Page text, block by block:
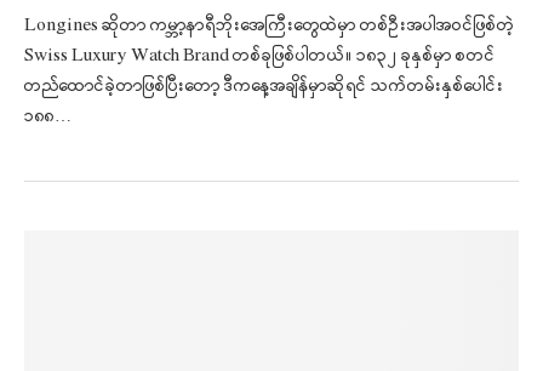
Longines ဆိုတာ ကမ္ဘာ့နာရီဘိုးအေကြီးတွေထဲမှာ တစ်ဦးအပါအဝင်ဖြစ်တဲ့
Swiss Luxury Watch Brand တစ်ခုဖြစ်ပါတယ်။ ၁၈၃၂ ခုနှစ်မှာ စတင်
တည်ထောင်ခဲ့တာဖြစ်ပြီးတော့ ဒီကနေ့အချိန်မှာဆိုရင် သက်တမ်းနှစ်ပေါင်း
၁၈၈…